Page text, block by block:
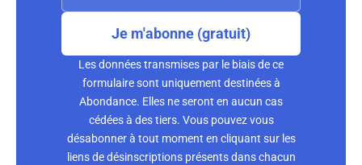
Je m'abonne (gratuit)
Les données transmises par le biais de ce
formulaire sont uniquement destinées à
Abondance. Elles ne seront en aucun cas
cédées à des tiers. Vous pouvez vous
désabonner à tout moment en cliquant sur les
liens de désinscriptions présents dans chacun